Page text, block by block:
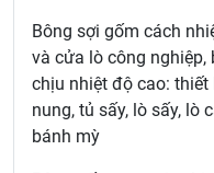
Bông sợi gốm cách
và cửa lò công nghiệp,
chịu nhiệt độ cao:
nung, tủ sấy, lò sấy, lò
bánh mỳ